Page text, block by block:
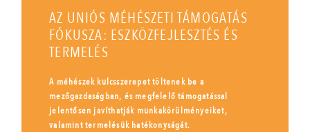
AZ UNIÓS MÉHÉSZETI TÁMOGATÁS
FÓKUSZA: ESZKÖZFEJLESZTÉS ÉS
TERMELÉS
A méhészek kulcsszerepet töltenek be a
mezőgazdaságban, és megfelelő támogatással
jelentősen javíthatják munkakörülményeiket,
valamint termelésük hatékonyságát.